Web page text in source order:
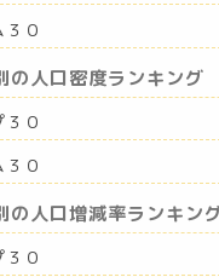
０
の人口密度ランキング
３０
０
の人口増減率ランキン
３０